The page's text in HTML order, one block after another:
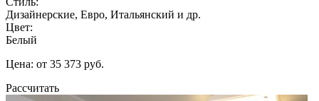
Дизайнерские, Евро, Итальянский и др.
Цвет:
Белый
Цена: от 35 373 руб.
Рассчитать